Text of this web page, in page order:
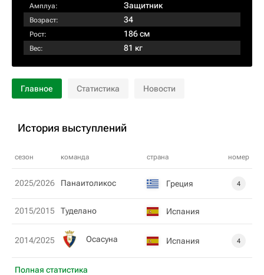
Амплуа: Защитник
Возраст: 34
Рост: 186 см
Вес: 81 кг
Главное Статистика Новости
История выступлений
сезон команда страна номер
Полная статистика
2025/2026 Панаитоликос Греция 4
2015/2015 Туделано Испания
2014/2025 Осасуна Испания 4